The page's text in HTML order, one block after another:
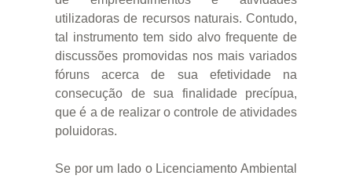
utilizadoras de recursos naturais. Contudo,
tal instrumento tem sido alvo frequente de
discussões promovidas nos mais variados
fóruns acerca de sua efetividade na
consecução de sua finalidade precípua,
que é a de realizar o controle de atividades
poluidoras.
Se por um lado o Licenciamento Ambiental